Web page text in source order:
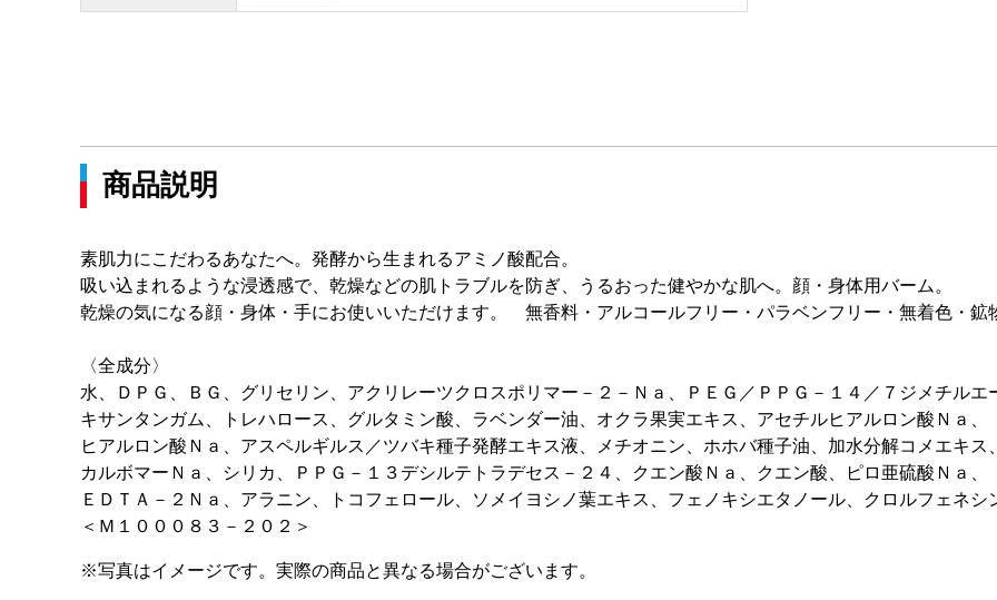
商品説明
素肌力にこだわるあなたへ。発酵から生まれるアミノ酸配合。
吸い込まれるような浸透感で、乾燥などの肌トラブルを防ぎ、うるおった健やかな肌へ。顔・身体用バーム。
乾燥の気になる顔・身体・手にお使いいただけます。 無香料・アルコールフリー・パラベンフリー・無着色・鉱
〈全成分〉
水、ＤＰＧ、ＢＧ、グリセリン、アクリレーツクロスポリマー－２－Ｎａ、ＰＥＧ／ＰＰＧ－１４／７ジメチルエ
キサンタンガム、トレハロース、グルタミン酸、ラベンダー油、オクラ果実エキス、アセチルヒアルロン酸Ｎａ、
ヒアルロン酸Ｎａ、アスペルギルス／ツバキ種子発酵エキス液、メチオニン、ホホバ種子油、加水分解コメエキス
カルボマーＮａ、シリカ、ＰＰＧ－１３デシルテトラデセス－２４、クエン酸Ｎａ、クエン酸、ピロ亜硫酸Ｎａ、
ＥＤＴＡ－２Ｎａ、アラニン、トコフェロール、ソメイヨシノ葉エキス、フェノキシエタノール、クロルフェネシ
＜Ｍ１０００８３－２０２＞
※写真はイメージです。実際の商品と異なる場合がございます。